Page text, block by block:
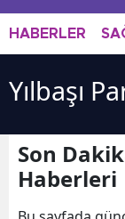
HABERLER
Yılbaşı
Son
Haberleri